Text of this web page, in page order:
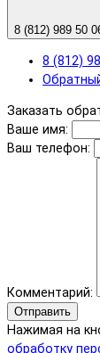
8 (812) 989 50
8 (812)
Заказать
Ваше имя:
Ваш телефон:
Комментарий:
Отправить
Нажимая на
обработку